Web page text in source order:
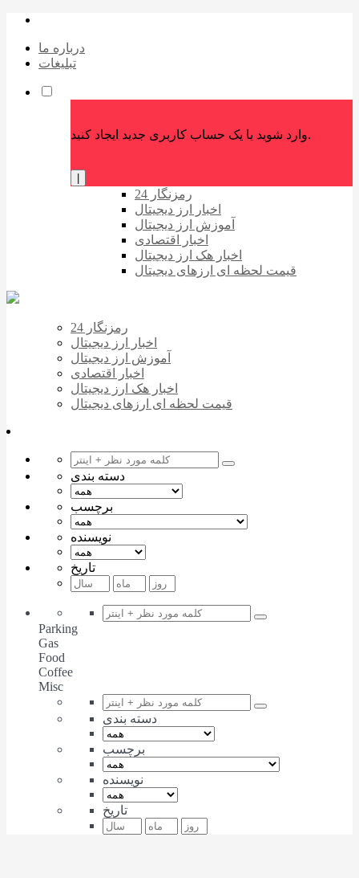
درباره ما
تبلیغات
وارد شوید یا یک حساب کاربری جدید ایجاد کنید.
رمزنگار 24
اخبار ارز دیجیتال
آموزش ارز دیجیتال
اخبار اقتصادی
اخبار هک ارز دیجیتال
قیمت لحظه ای ارزهای دیجیتال
رمزنگار 24
اخبار ارز دیجیتال
آموزش ارز دیجیتال
اخبار اقتصادی
اخبار هک ارز دیجیتال
قیمت لحظه ای ارزهای دیجیتال
دسته بندی
برچسب
نویسنده
تاریخ
Parking
Gas
Food
Coffee
Misc
دسته بندی
برچسب
نویسنده
تاریخ